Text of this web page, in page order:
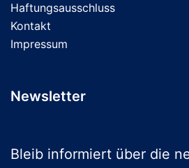
Haftungsausschluss
Kontakt
Impressum
Newsletter
Bleib informiert über die